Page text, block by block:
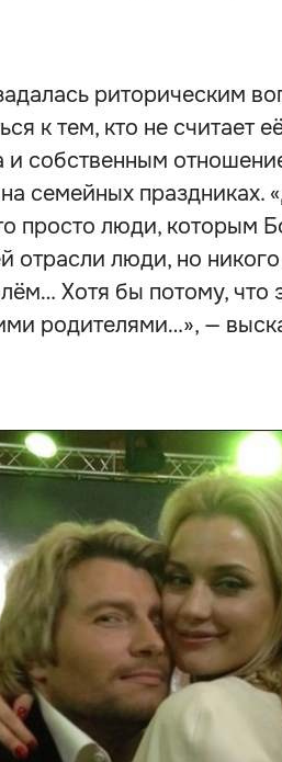
риторическим
к тем, кто не считает
собственным
семейных праздниках.
просто люди, которым
отрасли люди, но
Хотя бы потому, что
родителями…», —